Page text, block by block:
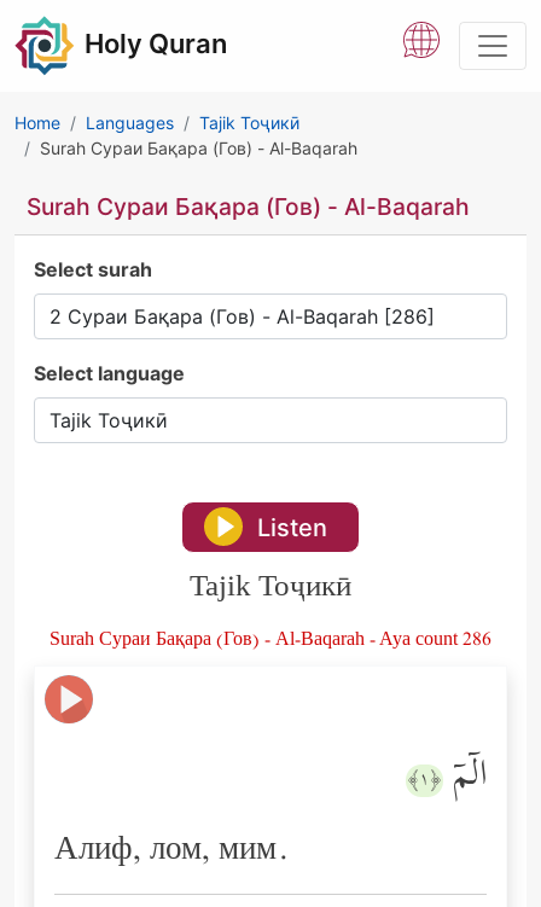
Holy Quran
Home Languages
Tajik Тоҷикӣ
Surah Сураи Бақара (Гов) - Al-Baqarah
Surah Сураи Бақара (Гов) - Al-Baqarah
Select surah
Select language
Listen
Tajik Тоҷикӣ
Surah Сураи Бақара (Гов) - Al-Baqarah - Aya count 286
الۤمۤ ﴿١﴾
Алиф, лом, мим.